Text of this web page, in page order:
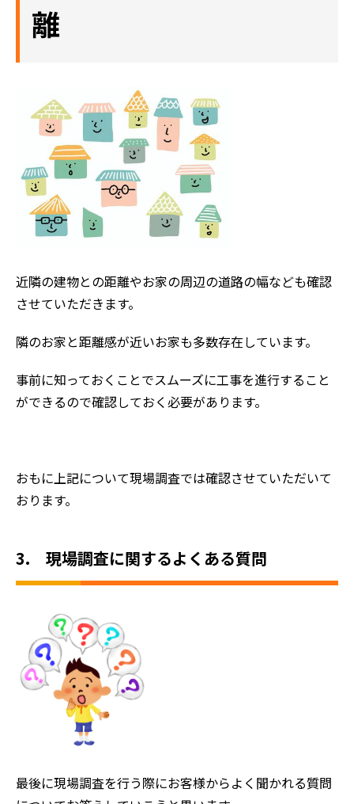
離
近隣の建物との距離やお家の周辺の道路の幅なども確認
させていただきます。
隣のお家と距離感が近いお家も多数存在しています。
事前に知っておくことでスムーズに工事を進行すること
ができるので確認しておく必要があります。
おもに上記について現場調査では確認させていただいて
おります。
3. 現場調査に関するよくある質問
最後に現場調査を行う際にお客様からよく聞かれる質問